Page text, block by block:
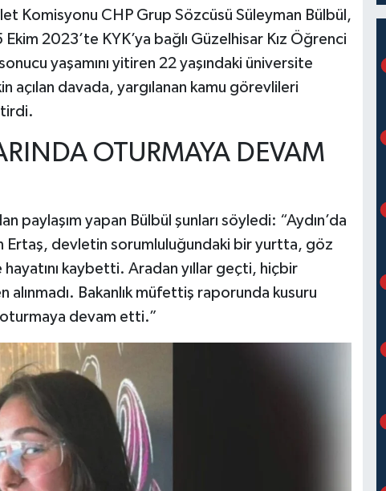
Komisyonu CHP Grup Sözcüsü Süleyman Bülbül,
2023’te KYK’ya bağlı Güzelhisar Kız Öğrenci
yaşamını yitiren 22 yaşındaki üniversite
açılan davada, yargılanan kamu görevlileri
OTURMAYA DEVAM
paylaşım yapan Bülbül şunları söyledi: “Aydın’da
Ertaş, devletin sorumluluğundaki bir yurtta, göz
kaybetti. Aradan yıllar geçti, hiçbir
Bakanlık müfettiş raporunda kusuru
devam etti.”